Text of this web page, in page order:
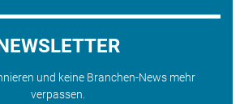
und keine Branchen-News mehr
verpassen.